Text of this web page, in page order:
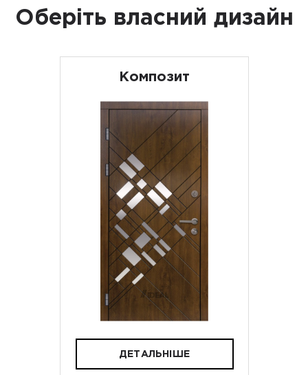
Оберіть власний дизайн
Композит
ДЕТАЛЬНІШЕ